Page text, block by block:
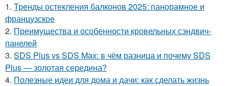
1. Тренды остекления балконов 2025: панорамное и
французское
2. Преимущества и особенности кровельных сэндвич-
панелей
3. SDS Plus vs SDS Max: в чём разница и почему SDS
Plus — золотая середина?
4. Полезные идеи для дома и дачи: как сделать жизнь